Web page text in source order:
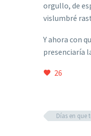
orgullo, de
vislumbré
Y ahora con qu
presenciaría
26
Días en que